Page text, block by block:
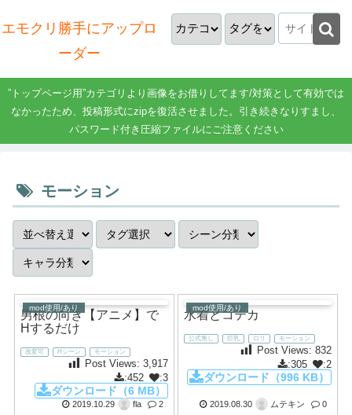
エモクリ勝手にアップロ
ーダー
”トップページ用”カテゴリより画像をお借りしてます/対策として有効では
なかったため、投稿形式にzipを復活させました。引き続きなりすまし、
パスワード付き圧縮ファイルにご注意ください
モーション
mod使用/あり
男根の向き【アニメ】で
Hするだけ
改変可 Hシーン モーション
Post Views: 3,917
:452
:3
2019.10.29 fla 2
ダウンロード（6 MB）
mod使用/あり
水着とコテカ
公式無し 巨乳 ロリ モーション
Post Views: 832
:305
:2
2019.08.30 ムテキン 0
ダウンロード（996 KB）